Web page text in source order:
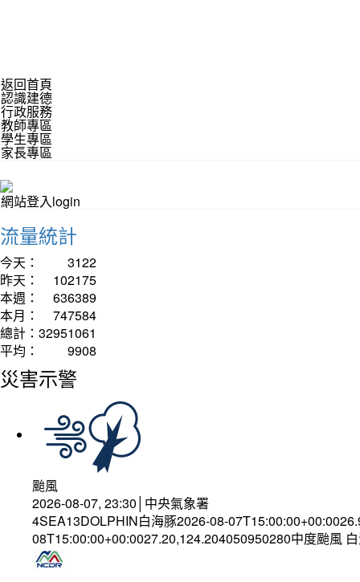
返回首頁
認識建德
行政服務
教師專區
學生專區
家長專區
網站登入login
流量統計
今天：
3122
昨天：
102175
本週：
636389
本月：
747584
總計： 32951061
平均：
9908
災害示警
颱風
2026-08-07, 23:30│中央氣象署
4SEA13DOLPHIN白海豚2026-08-
08T15:00:00+00:0027.20,124.204050950280中度颱風